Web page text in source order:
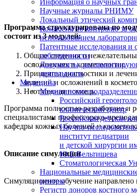
Информация о научных
Научные журналы РНИМУ
Локальный этический
Комиссия по контролю за
использованием
Патентные исследования и
собственности
Документы,
деятельность
Медицина
Медицинские
Российский
клинический центр
Российская детская
Научно-
институт педиатрии
и детской хирургии
Ю.Е.Вельтищева
Стоматологическая
Национальные
центры
Регистр доноров костного
Программа структурирована по
состоит из 3 модулей:
Общие сведения о
осложнениях в косметологии,
Принципы диагностики и
явлений и осложнений в
Неотложная помощь.
Программа полностью разработана и
специалистами профессорско-
кафедры кожных болезней и
Описание симуляции
Симуляционное обучение направлено